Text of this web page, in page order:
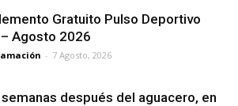
Gratuito Pulso Deportivo
– Agosto 2026
- 7 Agosto, 2026
semanas después del aguacero, en